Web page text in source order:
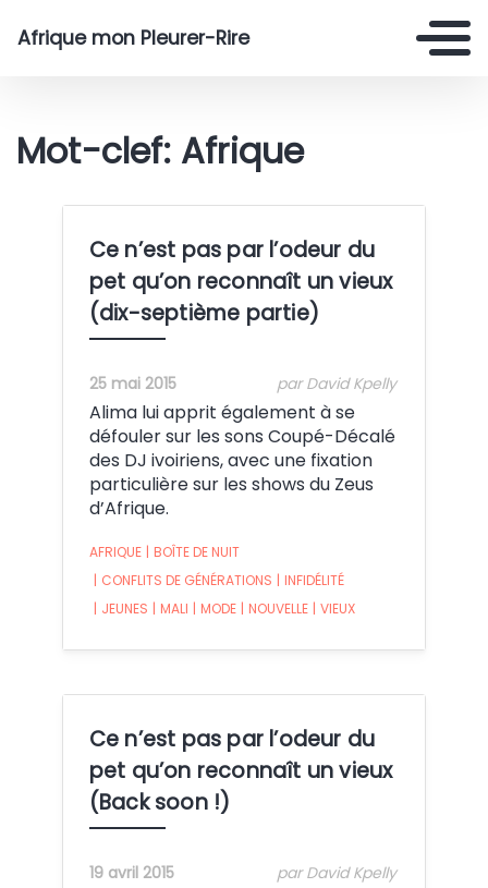
Afrique mon Pleurer-Rire
Mot-clef: Afrique
Ce n’est pas par l’odeur du
pet qu’on reconnaît un vieux
(dix-septième partie)
25 mai 2015 par David Kpelly
Alima lui apprit également à se
défouler sur les sons Coupé-Décalé
des DJ ivoiriens, avec une fixation
particulière sur les shows du Zeus
d’Afrique.
AFRIQUE | BOÎTE DE NUIT
| CONFLITS DE GÉNÉRATIONS | INFIDÉLITÉ
| JEUNES | MALI | MODE | NOUVELLE | VIEUX
Ce n’est pas par l’odeur du
pet qu’on reconnaît un vieux
(Back soon !)
19 avril 2015 par David Kpelly